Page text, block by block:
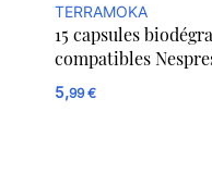
TERRAMOKA
15 capsules
compatibles
5,99 €